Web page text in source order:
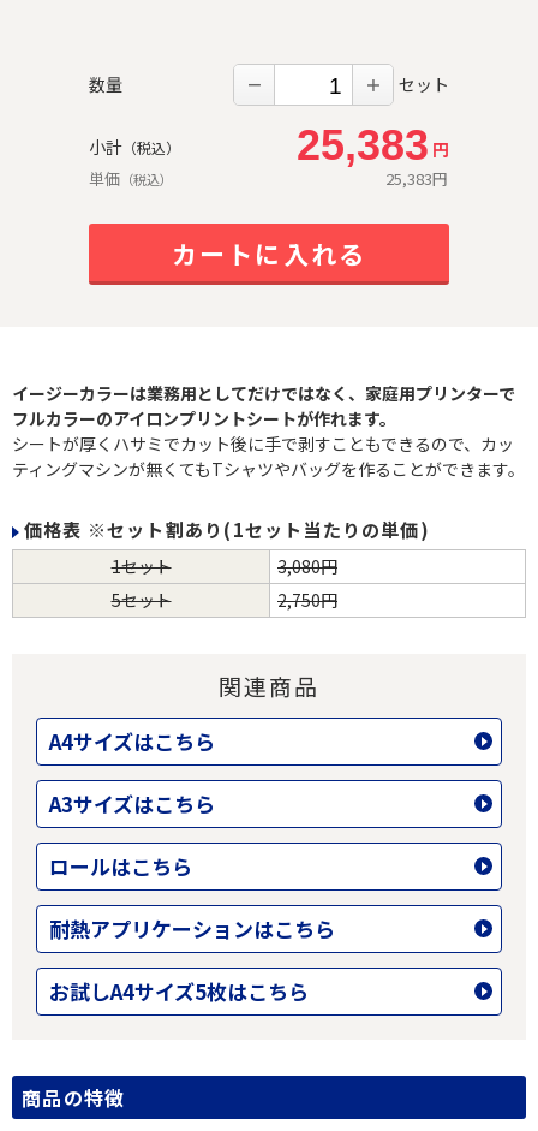
数量 － ＋ セット
小計 （税込） 25,383 円
単価 （税込） 25,383円
カートに入れる
イージーカラーは業務用としてだけではなく、家庭用プリンターで
フルカラーのアイロンプリントシートが作れます。
シートが厚くハサミでカット後に手で剥すこともできるので、カッ
ティングマシンが無くてもTシャツやバッグを作ることができます。
価格表 ※セット割あり(1セット当たりの単価)
1セット
3,080円
5セット
2,750円
関連商品
A4サイズはこちら
A3サイズはこちら
ロールはこちら
耐熱アプリケーションはこちら
お試しA4サイズ5枚はこちら
商品の特徴